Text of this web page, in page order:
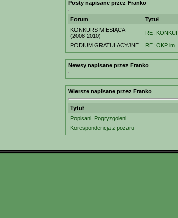
Posty napisane przez Franko
Forum Tytuł
KONKURS MIESIĄCA
(2008-2010)
RE:
PODIUM GRATULACYJNE RE: OKP im.
Newsy napisane przez Franko
Wiersze napisane przez Franko
Tytuł
Popisani. Pogryzgoleni
Korespondencja z pożaru